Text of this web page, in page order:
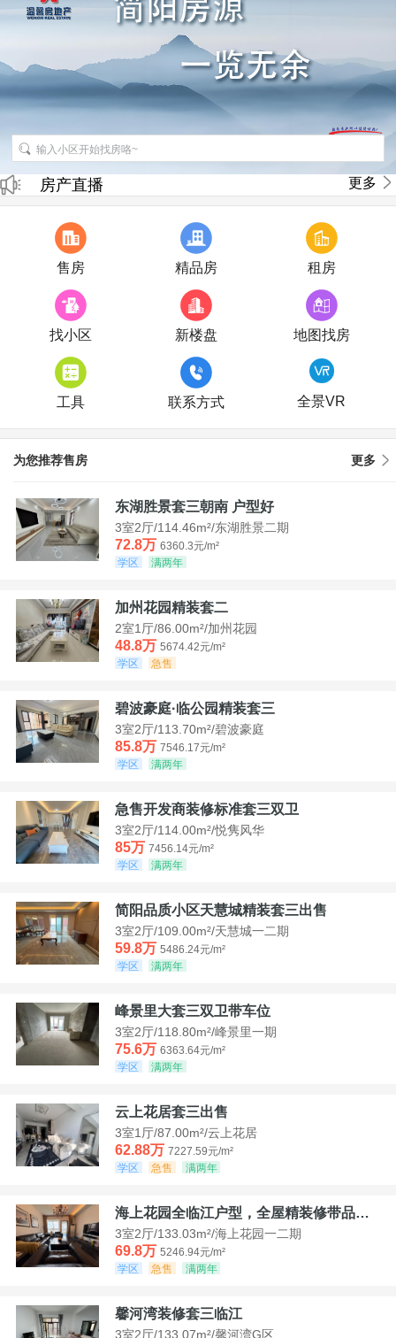
招聘房产销售经纪人
房产直播 更多
售房 精品房 租房
找小区 新楼盘 地图找房
工具 联系方式 全景VR
为您推荐售房 更多
东湖胜景套三朝南 户型好
3室2厅/114.46m²/东湖胜景二期
72.8万 6360.3元/m²
学区
满两年
加州花园精装套二
2室1厅/86.00m²/加州花园
48.8万 5674.42元/m²
学区
急售
碧波豪庭·临公园精装套三
3室2厅/113.70m²/碧波豪庭
85.8万 7546.17元/m²
学区
满两年
急售开发商装修标准套三双卫
3室2厅/114.00m²/悦隽风华
85万 7456.14元/m²
学区
满两年
简阳品质小区天慧城精装套三出售
3室2厅/109.00m²/天慧城一二期
59.8万 5486.24元/m²
学区
满两年
峰景里大套三双卫带车位
3室2厅/118.80m²/峰景里一期
75.6万 6363.64元/m²
学区
满两年
云上花居套三出售
3室1厅/87.00m²/云上花居
62.88万 7227.59元/m²
学区
急售 满两年
海上花园全临江户型，全屋精装修带品牌家具家电，诚意出售！
3室2厅/133.03m²/海上花园一二期
69.8万 5246.94元/m²
学区
急售 满两年
馨河湾装修套三临江
3室2厅/133.07m²/馨河湾G区